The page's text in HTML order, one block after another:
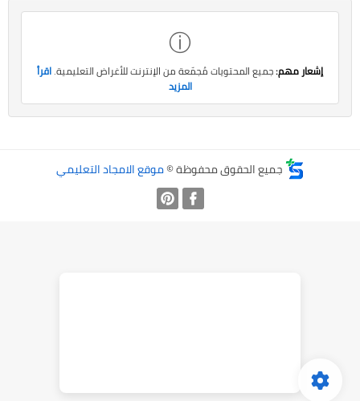
ⓘ
إشعار مهم:جميع المحتويات مُجمّعة من الإنترنت للأغراض التعليمية.اقرأ
المزيد
جميع الحقوق محفوظة ©موقع الامجاد التعليمي